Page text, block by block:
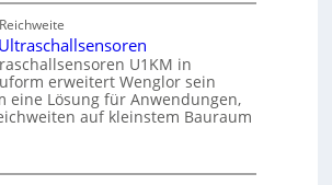
U1KM in
erweitert Wenglor sein
eine Lösung für Anwendungen,
auf kleinstem Bauraum